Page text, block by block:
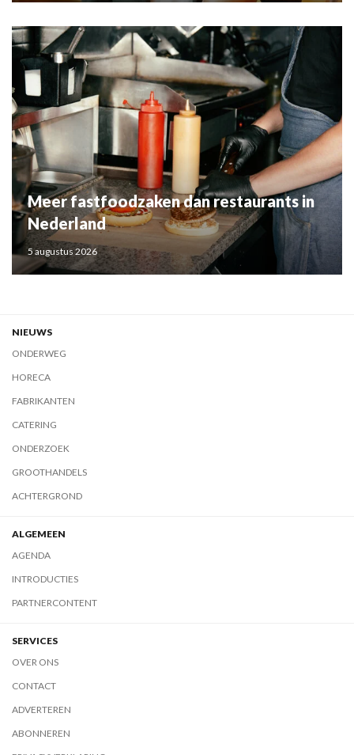
Meer fastfoodzaken dan restaurants in
Nederland
5 augustus 2026
NIEUWS
ONDERWEG
HORECA
FABRIKANTEN
CATERING
ONDERZOEK
GROOTHANDELS
ACHTERGROND
ALGEMEEN
AGENDA
INTRODUCTIES
PARTNERCONTENT
SERVICES
OVER ONS
CONTACT
ADVERTEREN
ABONNEREN